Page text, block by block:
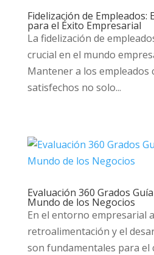
Fidelización de Empleados:
para el Éxito Empresarial
La fidelización de
crucial en el mundo
Mantener a los empleados
satisfechos no solo...
Evaluación 360 Grados
Mundo de los Negocios
En el entorno empresarial
retroalimentación y el
son fundamentales para el